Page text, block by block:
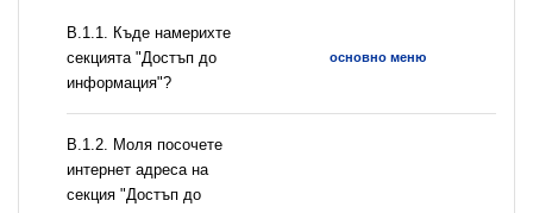
В.1.1. Къде намерихте
секцията "Достъп до
информация"?
основно меню
B.1.2. Моля посочете
интернет адреса на
секция "Достъп до